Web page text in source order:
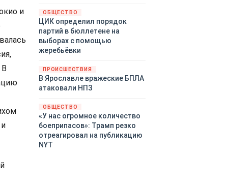
и
В
задействовав около
шестидесяти кораблей,
десятки самолётов и больше
тринадцати тысяч
военнослужащих.
ОБЩЕСТВО
ЦИК определил порядок
партий в бюллетене на
выборах с помощью
жеребьёвки
ПРОИСШЕСТВИЯ
В Ярославле вражеские БПЛА
атаковали НПЗ
ОБЩЕСТВО
«У нас огромное количество
боеприпасов»: Трамп резко
отреагировал на публикацию
NYT